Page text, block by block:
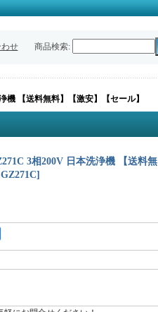
せ 商品検索:
機 【送料無料】【激安】【セール】
3相200V 日本洗浄機 【送料無
]